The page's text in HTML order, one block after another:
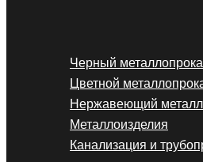
Черный
Цветной
Нержавеющий
Металлоизделия
Канализация и